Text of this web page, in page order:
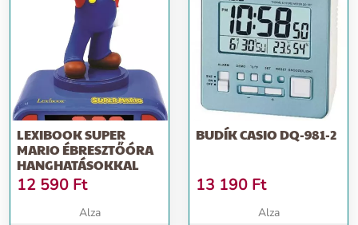
LEXIBOOK SUPER
MARIO ÉBRESZTŐÓRA
HANGHATÁSOKKAL
12 590 Ft
Alza
BUDÍK CASIO DQ-981-2
13 190 Ft
Alza